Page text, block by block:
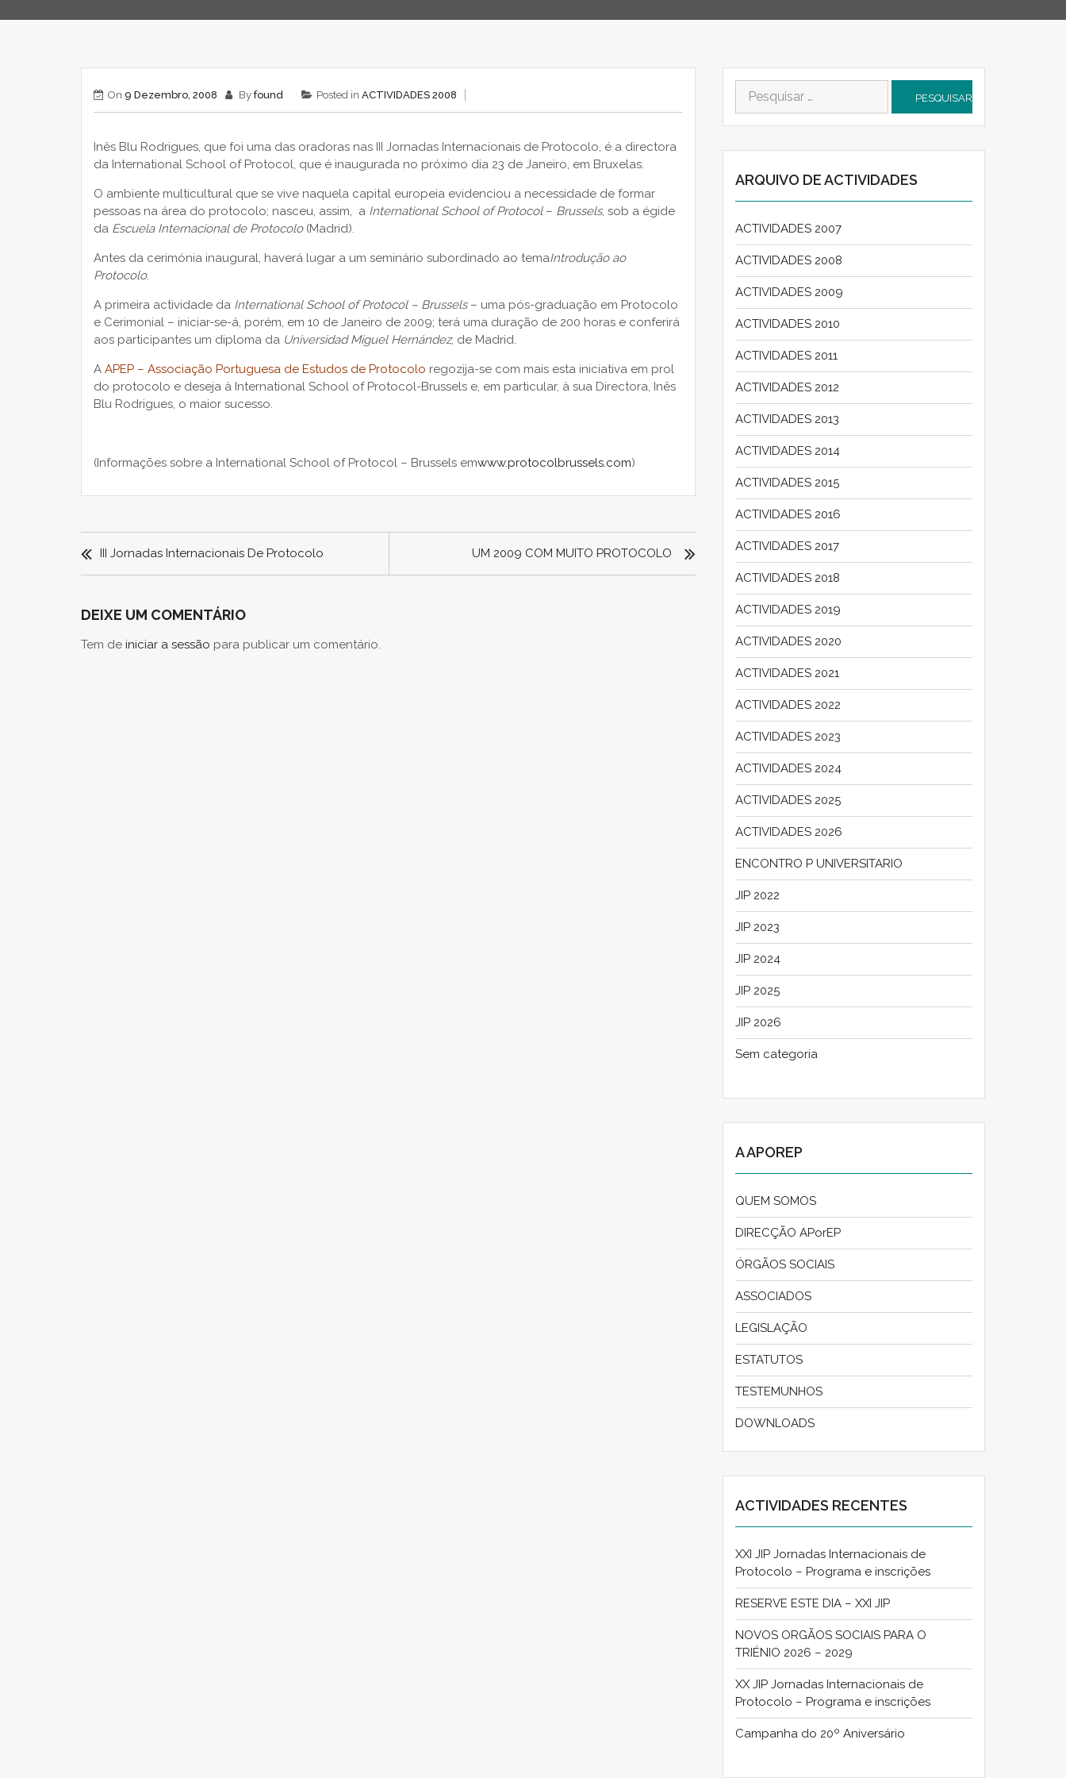
On 9 Dezembro, 2008 By found Posted in ACTIVIDADES 2008
Inês Blu Rodrigues, que foi uma das oradoras nas III Jornadas Internacionais de Protocolo, é a directora
da International School of Protocol, que é inaugurada no próximo dia 23 de Janeiro, em Bruxelas.
O ambiente multicultural que se vive naquela capital europeia evidenciou a necessidade de formar
pessoas na área do protocolo; nasceu, assim, a International School of Protocol– Brussels, sob a égide
da Escuela Internacional de Protocolo(Madrid).
Antes da cerimónia inaugural, haverá lugar a um seminário subordinado ao temaIntrodução ao
Protocolo.
A primeira actividade da International School of Protocol – Brussels– uma pós-graduação em Protocolo
e Cerimonial – iniciar-se-á, porém, em 10 de Janeiro de 2009; terá uma duração de 200 horas e conferirá
aos participantes um diploma da Universidad Miguel Hernández, de Madrid.
A APEP – Associação Portuguesa de Estudos de Protocolo regozija-se com mais esta iniciativa em prol
do protocolo e deseja à International School of Protocol-Brussels e, em particular, à sua Directora, Inês
Blu Rodrigues, o maior sucesso.
(Informações sobre a International School of Protocol – Brussels emwww.protocolbrussels.com)
NAVEGAÇÃO
DE
ARTIGOS
III Jornadas Internacionais De Protocolo UM 2009 COM MUITO PROTOCOLO
DEIXE UM COMENTÁRIO
Tem de iniciar a sessão para publicar um comentário.
Pesquisar
por:
ARQUIVO DE ACTIVIDADES
ACTIVIDADES 2007
ACTIVIDADES 2008
ACTIVIDADES 2009
ACTIVIDADES 2010
ACTIVIDADES 2011
ACTIVIDADES 2012
ACTIVIDADES 2013
ACTIVIDADES 2014
ACTIVIDADES 2015
ACTIVIDADES 2016
ACTIVIDADES 2017
ACTIVIDADES 2018
ACTIVIDADES 2019
ACTIVIDADES 2020
ACTIVIDADES 2021
ACTIVIDADES 2022
ACTIVIDADES 2023
ACTIVIDADES 2024
ACTIVIDADES 2025
ACTIVIDADES 2026
ENCONTRO P UNIVERSITARIO
JIP 2022
JIP 2023
JIP 2024
JIP 2025
JIP 2026
Sem categoria
A APOREP
QUEM SOMOS
DIRECÇÃO APorEP
ÓRGÃOS SOCIAIS
ASSOCIADOS
LEGISLAÇÃO
ESTATUTOS
TESTEMUNHOS
DOWNLOADS
ACTIVIDADES RECENTES
XXI JIP Jornadas Internacionais de
Protocolo – Programa e inscrições
RESERVE ESTE DIA – XXI JIP
NOVOS ORGÃOS SOCIAIS PARA O
TRIÉNIO 2026 – 2029
XX JIP Jornadas Internacionais de
Protocolo – Programa e inscrições
Campanha do 20º Aniversário